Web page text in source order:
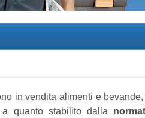
in vendita alimenti e
a quanto stabilito dalla